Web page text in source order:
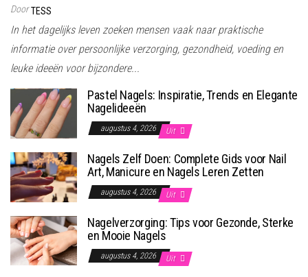
Door TESS
In het dagelijks leven zoeken mensen vaak naar praktische
informatie over persoonlijke verzorging, gezondheid, voeding en
leuke ideeën voor bijzondere...
Pastel Nagels: Inspiratie, Trends en Elegante
Nagelideeën
augustus 4, 2026 Uit
Nagels Zelf Doen: Complete Gids voor Nail
Art, Manicure en Nagels Leren Zetten
augustus 4, 2026 Uit
Nagelverzorging: Tips voor Gezonde, Sterke
en Mooie Nagels
augustus 4, 2026 Uit